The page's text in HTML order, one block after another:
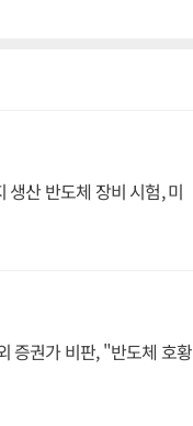
산 반도체 장비 시험, 미
증권가 비판, "반도체 호황